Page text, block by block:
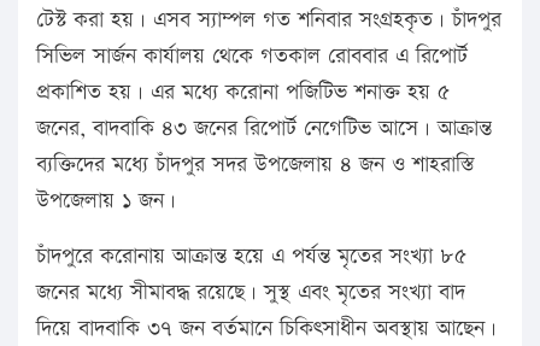
টেস্ট করা হয়। এসব স্যাম্পল গত শনিবার সংগ্রহকৃত। চাঁদপুর
সিভিল সার্জন কার্যালয় থেকে গতকাল রোববার এ রিপোর্ট
প্রকাশিত হয়। এর মধ্যে করোনা পজিটিভ শনাক্ত হয় ৫
জনের, বাদবাকি ৪৩ জনের রিপোর্ট নেগেটিভ আসে। আক্রান্ত
ব্যক্তিদের মধ্যে চাঁদপুর সদর উপজেলায় ৪ জন ও শাহরাস্তি
উপজেলায় ১ জন।
চাঁদপুরে করোনায় আক্রান্ত হয়ে এ পর্যন্ত মৃতের সংখ্যা ৮৫
জনের মধ্যে সীমাবদ্ধ রয়েছে। সুস্থ এবং মৃতের সংখ্যা বাদ
দিয়ে বাদবাকি ৩৭ জন বর্তমানে চিকিৎসাধীন অবস্থায় আছেন।